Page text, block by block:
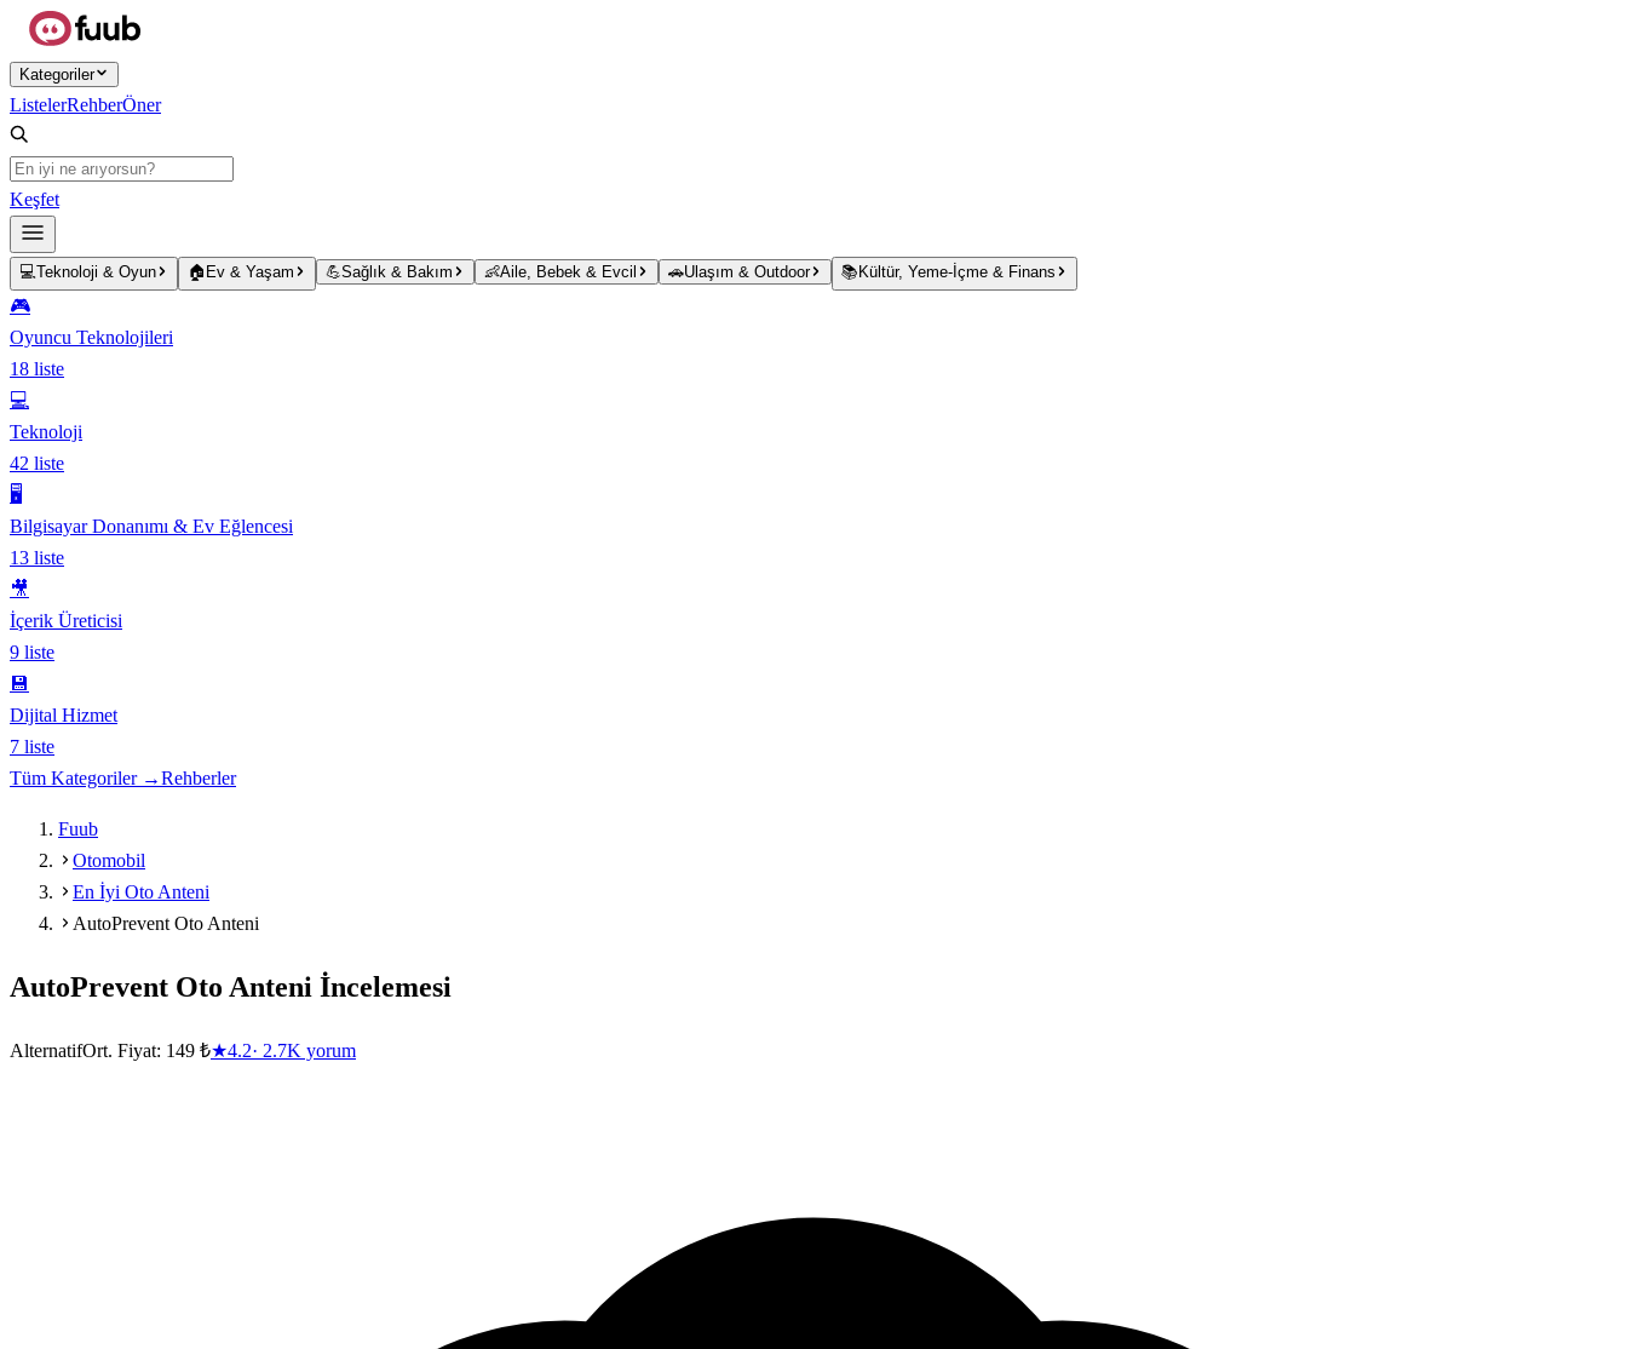
Ana içeriğe atla
Kategoriler
ListelerRehberÖner
Keşfet
💻Teknoloji & Oyun 🏠 Ev & Yaşam 💪Sağlık & Bakım 👶Aile, Bebek & Evcil 🚗Ulaşım & Outdoor 📚 Kültür, Yeme-İçme & Finans
🎮
Oyuncu Teknolojileri
18 liste
💻
Teknoloji
42 liste
🖥️
Bilgisayar Donanımı & Ev Eğlencesi
13 liste
🎥
İçerik Üreticisi
9 liste
💾
Dijital Hizmet
7 liste
Tüm Kategoriler →Rehberler
Fuub
Otomobil
En İyi Oto Anteni
AutoPrevent Oto Anteni
AutoPrevent Oto Anteni İncelemesi
AlternatifOrt. Fiyat: 149 ₺★4.2· 2.7K yorum